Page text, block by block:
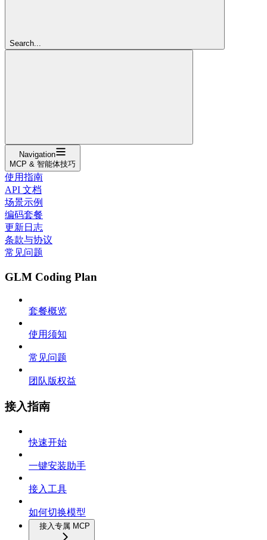
Search...
Navigation
MCP & 智能体技巧
使用指南
API 文档
场景示例
编码套餐
更新日志
条款与协议
常见问题
GLM Coding Plan
套餐概览
使用须知
常见问题
团队版权益
接入指南
快速开始
一键安装助手
接入工具
如何切换模型
接入专属 MCP